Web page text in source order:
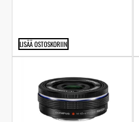
LISÄÄ OSTOSKORIIN